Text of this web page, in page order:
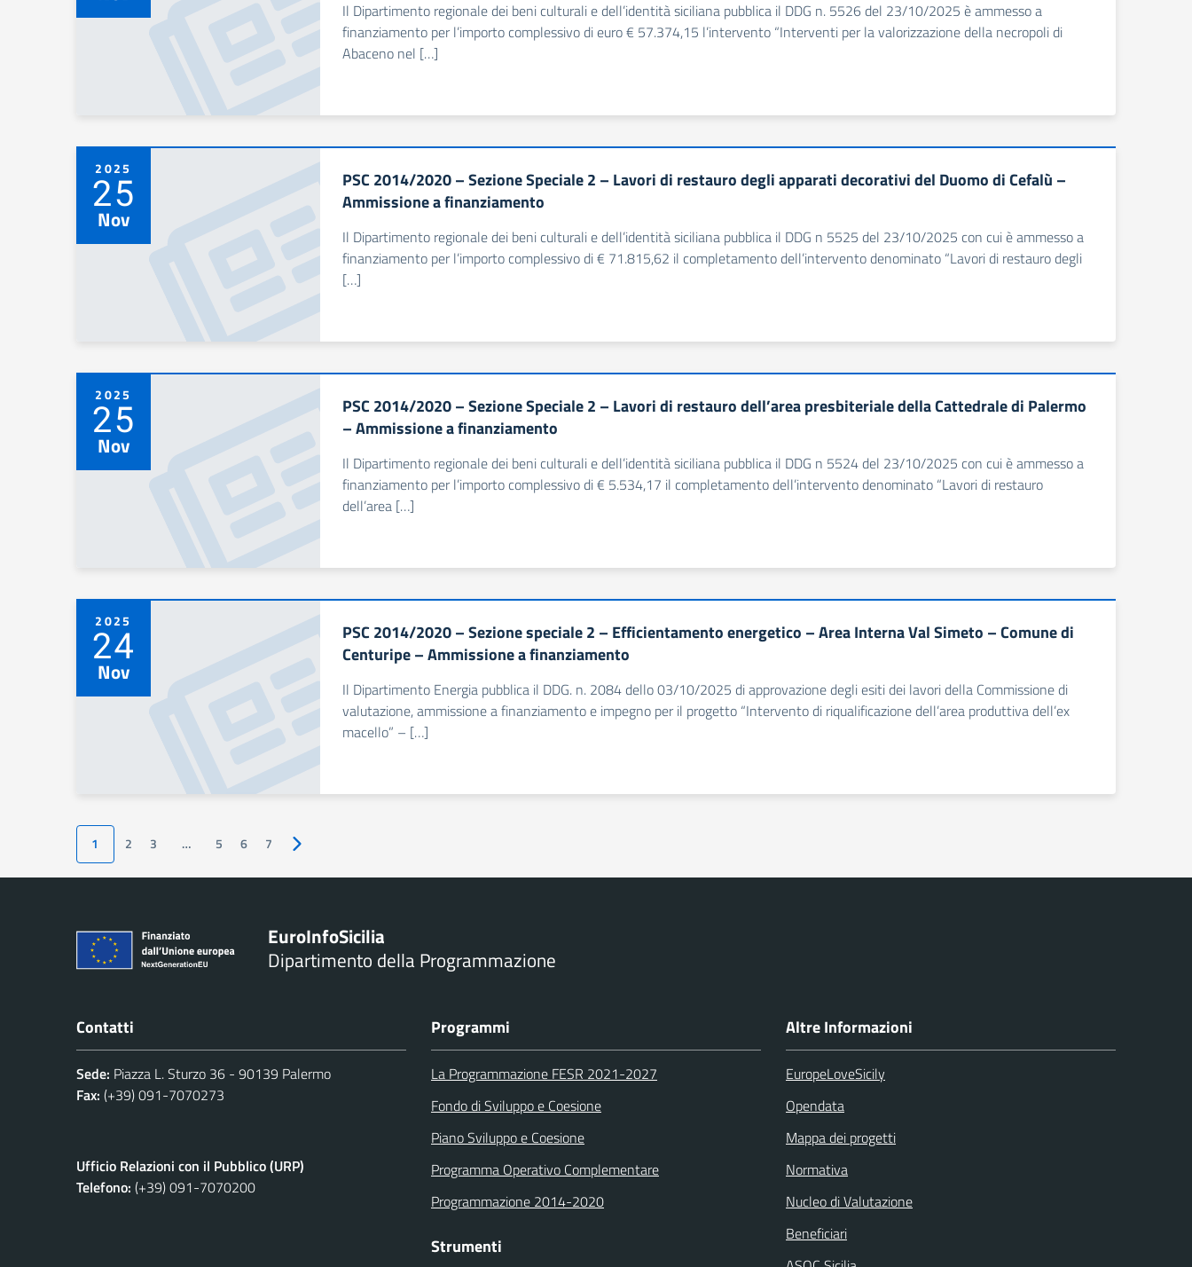
Il Dipartimento regionale dei beni culturali e dell’identità siciliana pubblica il DDG n. 5526 del 23/10/2025 è ammesso a
finanziamento per l’importo complessivo di euro € 57.374,15 l’intervento “Interventi per la valorizzazione della necropoli di
Abaceno nel […]
2025
25
Nov
PSC 2014/2020 – Sezione Speciale 2 – Lavori di restauro degli apparati decorativi del Duomo di Cefalù –
Ammissione a finanziamento
Il Dipartimento regionale dei beni culturali e dell’identità siciliana pubblica il DDG n 5525 del 23/10/2025 con cui è ammesso a
finanziamento per l’importo complessivo di € 71.815,62 il completamento dell’intervento denominato “Lavori di restauro degli
[…]
2025
25
Nov
PSC 2014/2020 – Sezione Speciale 2 – Lavori di restauro dell’area presbiteriale della Cattedrale di Palermo
– Ammissione a finanziamento
Il Dipartimento regionale dei beni culturali e dell’identità siciliana pubblica il DDG n 5524 del 23/10/2025 con cui è ammesso a
finanziamento per l’importo complessivo di € 5.534,17 il completamento dell’intervento denominato “Lavori di restauro
dell’area […]
2025
24
Nov
PSC 2014/2020 – Sezione speciale 2 – Efficientamento energetico – Area Interna Val Simeto – Comune di
Centuripe – Ammissione a finanziamento
Il Dipartimento Energia pubblica il DDG. n. 2084 dello 03/10/2025 di approvazione degli esiti dei lavori della Commissione di
valutazione, ammissione a finanziamento e impegno per il progetto “Intervento di riqualificazione dell’area produttiva dell’ex
macello” – […]
1 2 3 … 5 6 7 Pagina successiva
EuroInfoSicilia
Dipartimento della Programmazione
Contatti
Sede: Piazza L. Sturzo 36 - 90139 Palermo
Fax: (+39) 091-7070273
Ufficio Relazioni con il Pubblico (URP)
Telefono: (+39) 091-7070200
Programmi
La Programmazione FESR 2021-2027
Fondo di Sviluppo e Coesione
Piano Sviluppo e Coesione
Programma Operativo Complementare
Programmazione 2014-2020
Strumenti
Altre Informazioni
EuropeLoveSicily
Opendata
Mappa dei progetti
Normativa
Nucleo di Valutazione
Beneficiari